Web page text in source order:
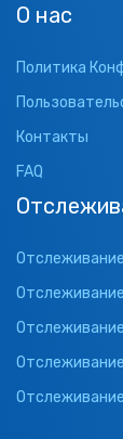
О нас
Политика
Контакты
FAQ